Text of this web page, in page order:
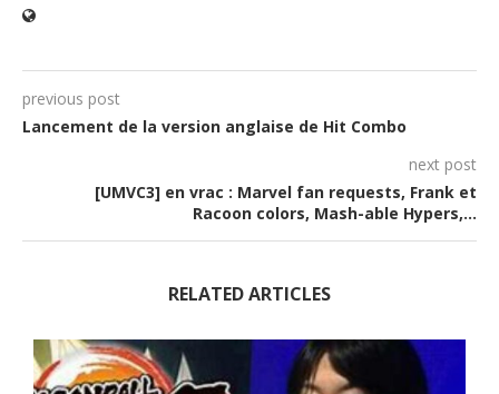
previous post
Lancement de la version anglaise de Hit Combo
next post
[UMVC3] en vrac : Marvel fan requests, Frank et
Racoon colors, Mash-able Hypers,…
RELATED ARTICLES